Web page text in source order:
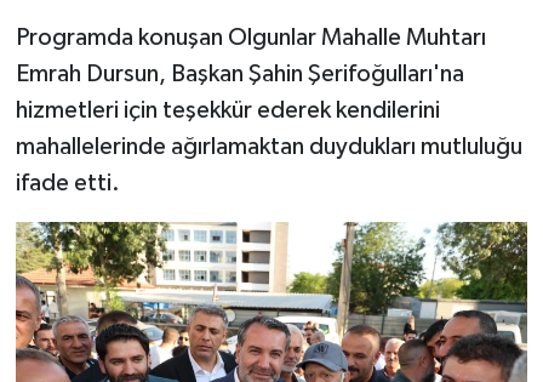
Programda konuşan Olgunlar Mahalle Muhtarı
Emrah Dursun, Başkan Şahin Şerifoğulları'na
hizmetleri için teşekkür ederek kendilerini
mahallelerinde ağırlamaktan duydukları mutluluğu
ifade etti.